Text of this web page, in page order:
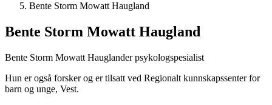
Bente Storm Mowatt Haugland
Bente Storm Mowatt Haugland
Bente Storm Mowatt Hauglander psykologspesialist
Hun er også forsker og er tilsatt ved Regionalt kunnskapssenter for
barn og unge, Vest.